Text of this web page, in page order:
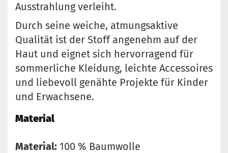
Ausstrahlung verleiht.
Durch seine weiche, atmungsaktive
Qualität ist der Stoff angenehm auf der
Haut und eignet sich hervorragend für
sommerliche Kleidung, leichte Accessoires
und liebevoll genähte Projekte für Kinder
und Erwachsene.
Material
Material: 100 % Baumwolle